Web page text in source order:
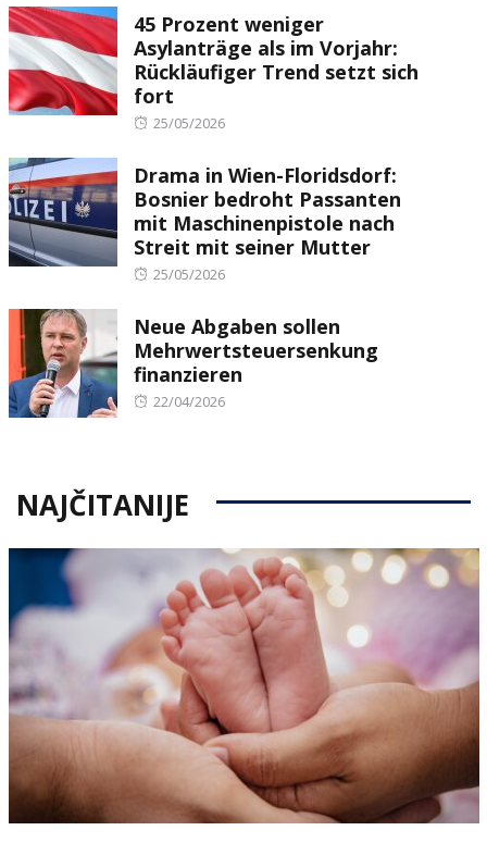
45 Prozent weniger
Asylanträge als im Vorjahr:
Rückläufiger Trend setzt sich
fort
Posted
25/05/2026
Drama in Wien-Floridsdorf:
Bosnier bedroht Passanten
mit Maschinenpistole nach
Streit mit seiner Mutter
Posted
25/05/2026
Neue Abgaben sollen
Mehrwertsteuersenkung
finanzieren
Posted
22/04/2026
NAJČITANIJE